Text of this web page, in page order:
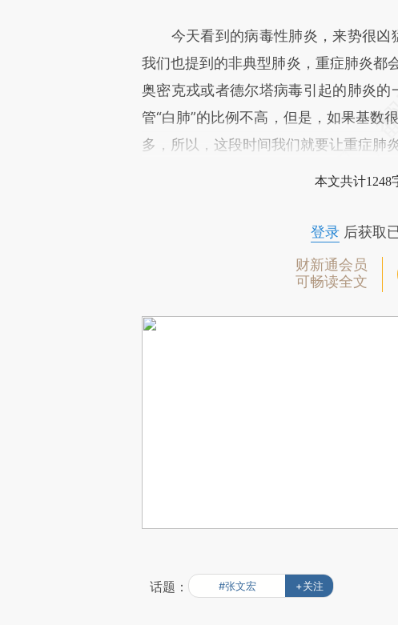
今天看到的病毒性肺炎，来势很凶
我们也提到的非典型肺炎，重症肺炎都
奥密克戎或者德尔塔病毒引起的肺炎
管“白肺”的比例不高，但是，如果基数
多，所以，这段时间我们就要让重症肺
本文共计1248
登录后获取
财新通会员
可畅读全文
话题： #张文宏 +关注